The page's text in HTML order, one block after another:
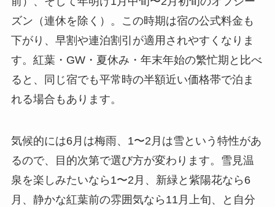
ズン（連休を除く）。この時期は宿の公式料金も
下がり、早割や連泊割引が適用されやすくなりま
す。紅葉・GW・夏休み・年末年始の繁忙期と比べ
ると、同じ宿でも平常時の半額近い価格帯で泊ま
れる場合もあります。
気候的には6月は梅雨、1〜2月は雪という特性があ
るので、目的次第で選び方が変わります。雪見温
泉を楽しみたいなら1〜2月、新緑と紫陽花なら6
月、静かな紅葉前の雰囲気なら11月上旬、と自分